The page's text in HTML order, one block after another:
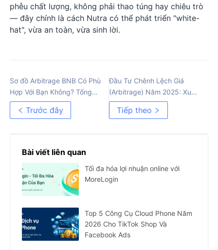
phễu chất lượng, không phải thao túng hay chiêu trò
— đây chính là cách Nutra có thể phát triển "white-
hat", vừa an toàn, vừa sinh lời.
Sơ đồ Arbitrage BNB Có Phù
Hợp Với Bạn Không? Tổng
Quan Chi Tiết
Trước đây
Đầu Tư Chênh Lệch Giá
(Arbitrage) Năm 2025: Xu
Hướng, Công Cụ và Cơ Hội
Tiếp theo
Bài viết liên quan
Tối đa hóa lợi nhuận online với
MoreLogin
Top 5 Công Cụ Cloud Phone Năm
2026 Cho TikTok Shop Và
Facebook Ads